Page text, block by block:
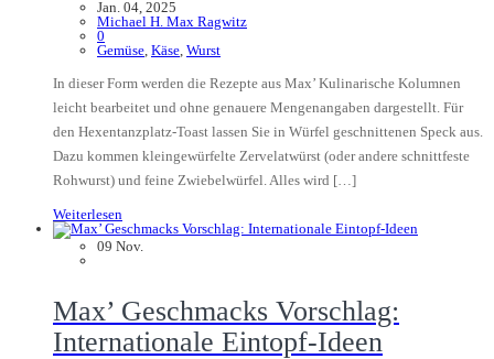
Jan. 04, 2025
Michael H. Max Ragwitz
0
Gemüse Käse Wurst
In dieser Form werden die Rezepte aus Max’ Kulinarische Kolumnen
leicht bearbeitet und ohne genauere Mengenangaben dargestellt. Für
den Hexentanzplatz-Toast lassen Sie in Würfel geschnittenen Speck aus.
Dazu kommen kleingewürfelte Zervelatwürst (oder andere schnittfeste
Rohwurst) und feine Zwiebelwürfel. Alles wird […]
Weiterlesen
09 Nov.
Max’ Geschmacks Vorschlag:
Internationale Eintopf-Ideen